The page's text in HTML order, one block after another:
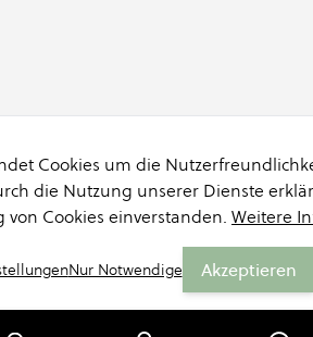
Cookies um die
die Nutzung unserer Dienste
von Cookies einverstanden. Weitere
Nur Notwendige Akzeptieren